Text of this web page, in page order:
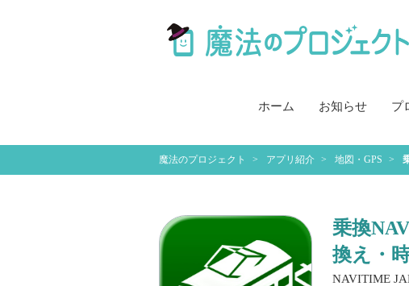
ホーム お知らせ プ
魔法のプロジェクト アプリ紹介 地図・GPS
乗換
換え・
NAVITIME